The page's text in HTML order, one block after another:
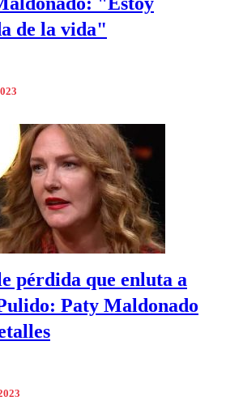
de la vida"
pérdida que enluta a
Paty Maldonado